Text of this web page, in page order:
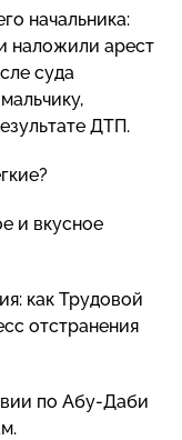
начальника:
наложили арест
суда
ДТП.
и вкусное
как Трудовой
отстранения
по Абу-Даби